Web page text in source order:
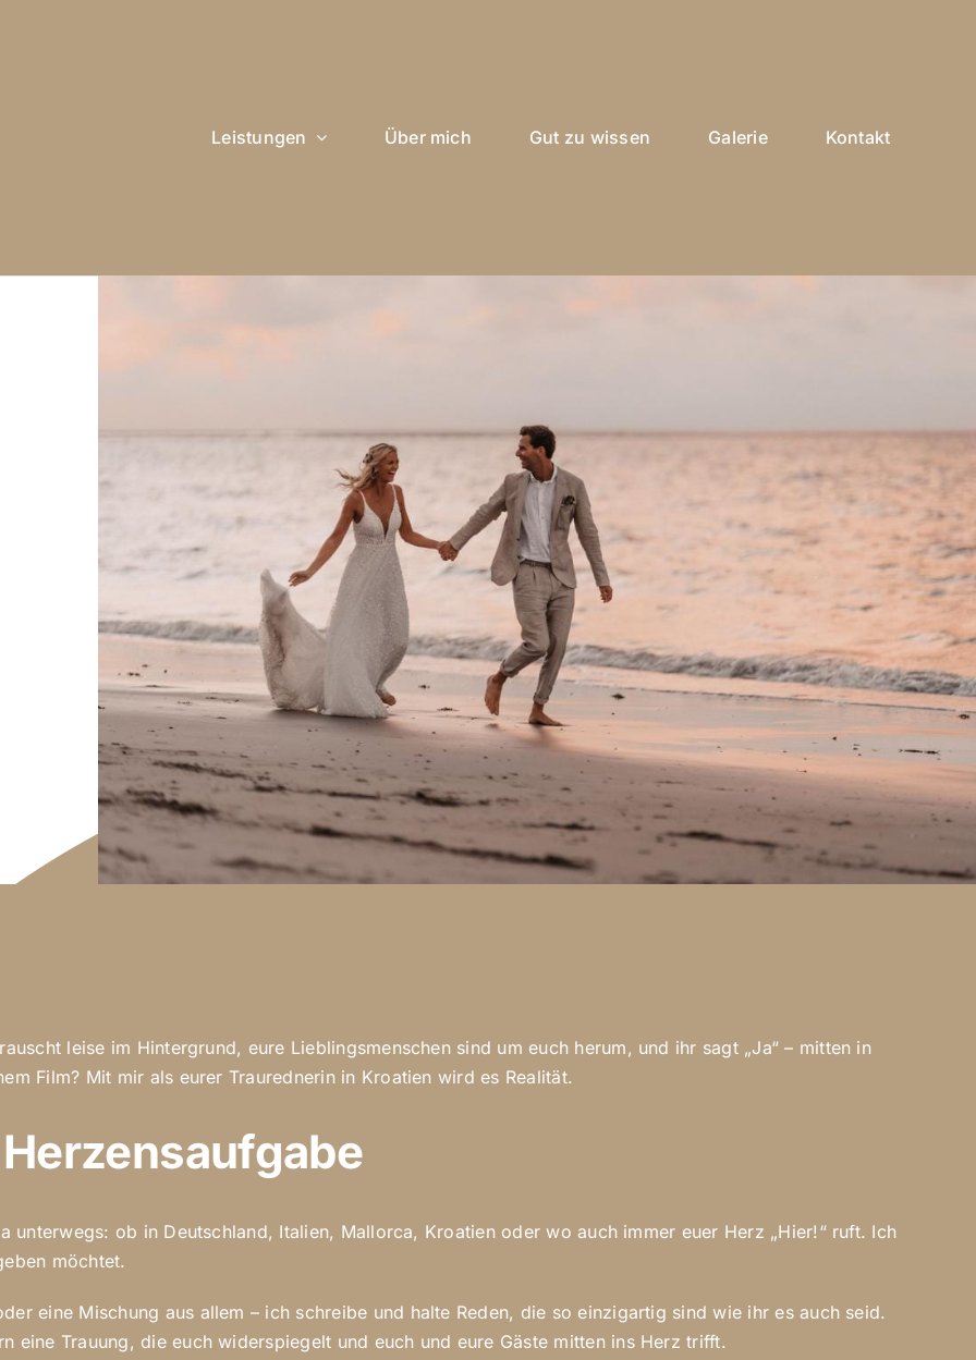
Leistungen Über mich Gut zu wissen Galerie Kontakt
leise im Hintergrund, eure Lieblingsmenschen sind um euch herum, und ihr sagt „Ja“ – mitten in
Film? Mit mir als eurer Traurednerin in Kroatien wird es Realität.
unterwegs: ob in Deutschland, Italien, Mallorca, Kroatien oder wo auch immer euer Herz „Hier!“ ruft. Ich
möchtet.
eine Mischung aus allem – ich schreibe und halte Reden, die so einzigartig sind wie ihr es auch seid.
eine Trauung, die euch widerspiegelt und euch und eure Gäste mitten ins Herz trifft.